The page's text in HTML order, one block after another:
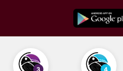
content